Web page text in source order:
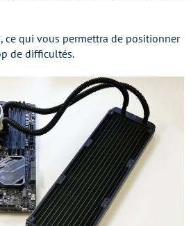
ce qui vous permettra de positionner
de difficultés.